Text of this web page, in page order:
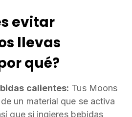
evitar
llevas
qué?
calientes: Tus Moons
un material que se activa
que si ingieres bebidas